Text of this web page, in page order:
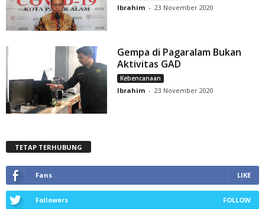
Ibrahim - 23 November 2020
Gempa di Pagaralam Bukan
Aktivitas GAD
Kebencanaan
Ibrahim - 23 November 2020
TETAP TERHUBUNG
Fans LIKE
Followers FOLLOW